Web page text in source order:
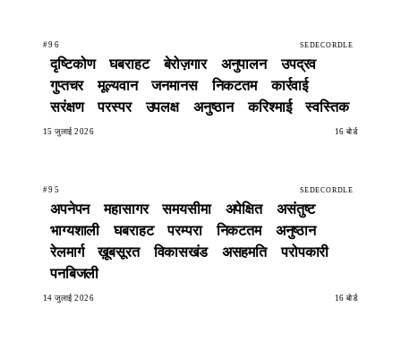
#96 SEDECORDLE
दृष्टिकोण घबराहट बेरोज़गार अनुपालन
उपद्रव
गुप्तचर
मूल्यवान जनमानस निकटतम
कार्रवाई
सरंक्षण
परस्पर उपलक्ष अनुष्ठान करिश्माई स्वस्तिक
15 जुलाई 2026 16 बोर्ड
#95 SEDECORDLE
अपनेपन महासागर समयसीमा अपेक्षित
असंतुष्ट
भाग्यशाली
घबराहट परम्परा निकटतम
अनुष्ठान
रेलमार्ग
ख़ूबसूरत विकासखंड असहमति
परोपकारी
पनबिजली
14 जुलाई 2026 16 बोर्ड